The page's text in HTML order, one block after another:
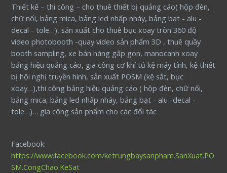
Thiết kế – thi công – cho thuê thiết bị quảng cáo( hộp đèn,
chữ nổi, bảng mica, bảng led nhấp nháy, bảng bạt - alu -
decal - tole…), sản xuất cho thuê bục xoay tròn 360 độ
video photobooth -quay video sản phẩm 3D , thuê quầy
booth sampling, xe bán hàng gấp gọn, manocanh xoay
bảng hiệu quảng cáo, gia công cơ khí tủ kệ máy tính, kệ thiết
bị hội nghị truyền hình, sản xuất POSM (kệ sắt, bục
xoay…),thi công bảng hiệu quảng cáo ( hộp đèn, chữ nổi,
bảng mica, bảng led nhấp nháy, bảng bạt - alu -decal -
tole…)… gia công sản phẩm cho các đối tác
Facebook:
https://www.facebook.com/ketrungbaysanpham.SanXuat.PO
SM.CongChao.KeSat